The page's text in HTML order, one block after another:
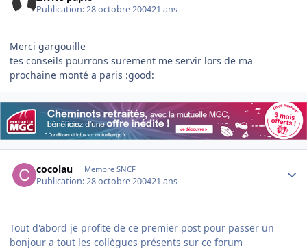
Publication:28 octobre 200421 ans
Merci gargouille
tes conseils pourrons surement me servir lors de ma
prochaine monté a paris :good:
cocolau Membre SNCF
Publication:28 octobre 200421 ans
Tout d'abord je profite de ce premier post pour passer un
bonjour a tout les collègues présents sur ce forum